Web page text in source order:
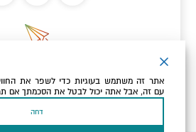
כתובת הדוא"ל שלך
אני מאשר/ת שקראתי ומסכים/ה
אתר זה משתמש בעוגיות כדי לשפר את
עם זה, אבל אתה יכול לבטל את הסכמתך אם
דחה